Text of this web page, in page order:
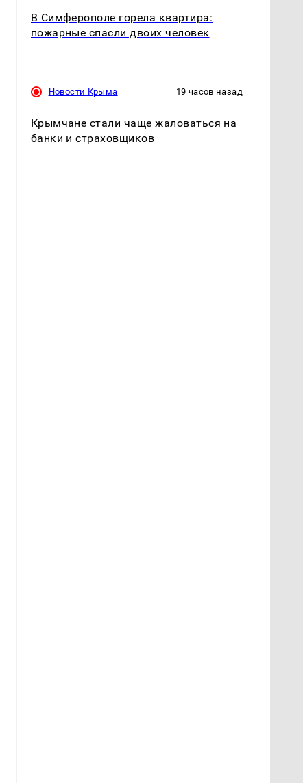
В Симферополе горела квартира:
пожарные спасли двоих человек
Новости Крыма 19 часов назад
Крымчане стали чаще жаловаться на
банки и страховщиков